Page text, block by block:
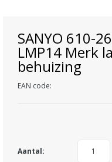
SANYO 610-
LMP14 Merk
behuizing
EAN code:
Aantal: